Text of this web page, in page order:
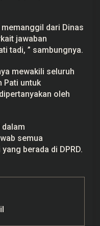
dari Dinas
jawaban
tadi, ” sambungnya.
mewakili seluruh
Pati untuk
oleh
semua
berada di DPRD.